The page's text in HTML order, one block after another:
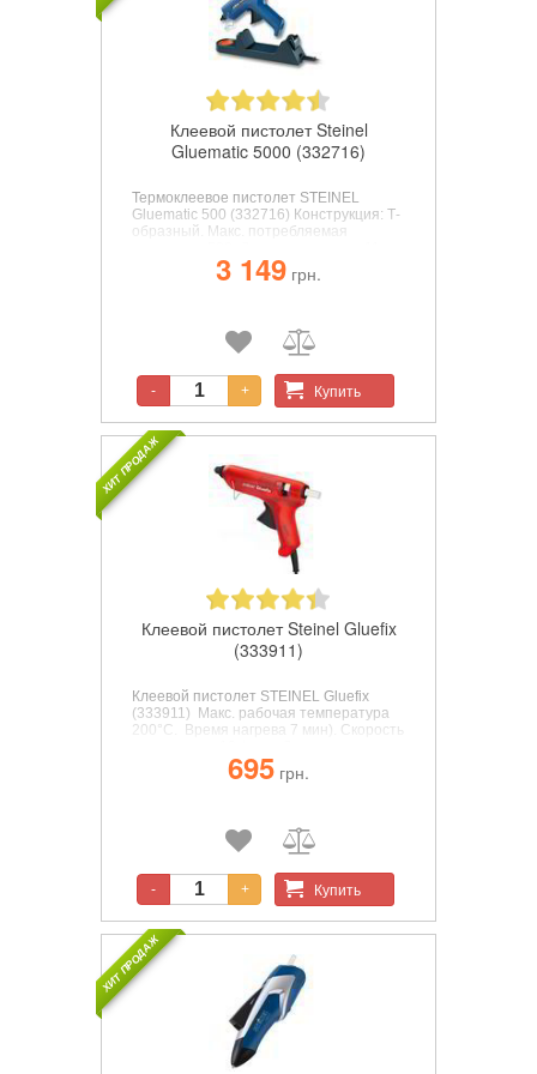
Клеевой пистолет Steinel
Gluematic 5000 (332716)
Термоклеевое пистолет STEINEL
Gluematic 500 (332716) Конструкция: Т-
образный. Макс. потребляемая
мм. Время нагрева 5 мин. Макс.
рабочая температура 220°С. Функции:
насадки и 5 клеевых стержня.
3 149 грн.
- + Купить
ХИТ ПРОДАЖ
Клеевой пистолет Steinel Gluefix
(333911)
Клеевой пистолет STEINEL Gluefix
(333911)
Макс. рабочая температура
200°С. Время нагрева 7 мин). Скорость
250 мм. Диаметр стержня 11 мм. Макс.
потребляемая мощность: 175 ВТ.
695 грн.
- + Купить
ХИТ ПРОДАЖ